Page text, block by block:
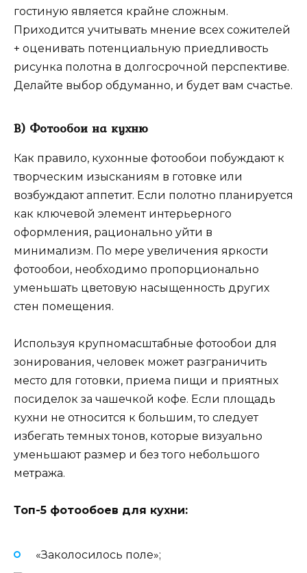
гостиную является крайне сложным.
Приходится учитывать мнение всех сожителей
+ оценивать потенциальную приедливость
рисунка полотна в долгосрочной перспективе.
Делайте выбор обдуманно, и будет вам счастье.
В) Фотообои на кухню
Как правило, кухонные фотообои побуждают к
творческим изысканиям в готовке или
возбуждают аппетит. Если полотно планируется
как ключевой элемент интерьерного
оформления, рационально уйти в
минимализм. По мере увеличения яркости
фотообои, необходимо пропорционально
уменьшать цветовую насыщенность других
стен помещения.
Используя крупномасштабные фотообои для
зонирования, человек может разграничить
место для готовки, приема пищи и приятных
посиделок за чашечкой кофе. Если площадь
кухни не относится к большим, то следует
избегать темных тонов, которые визуально
уменьшают размер и без того небольшого
метража.
Топ-5 фотообоев для кухни:
«Заколосилось поле»;